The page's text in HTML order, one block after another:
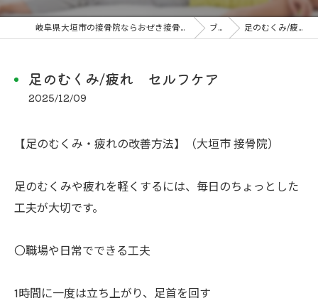
岐阜県大垣市の接骨院ならおぜき接骨院/整体院｜腰痛/交通事故治療/肩こり ブログ 足のむくみ/疲れ セルフケア
足のむくみ/疲れ セルフケア
2025/12/09
【足のむくみ・疲れの改善方法】（大垣市 接骨院）
足のむくみや疲れを軽くするには、毎日のちょっとした
工夫が大切です。
〇職場や日常でできる工夫
1時間に一度は立ち上がり、足首を回す